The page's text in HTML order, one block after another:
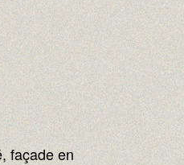
façade en